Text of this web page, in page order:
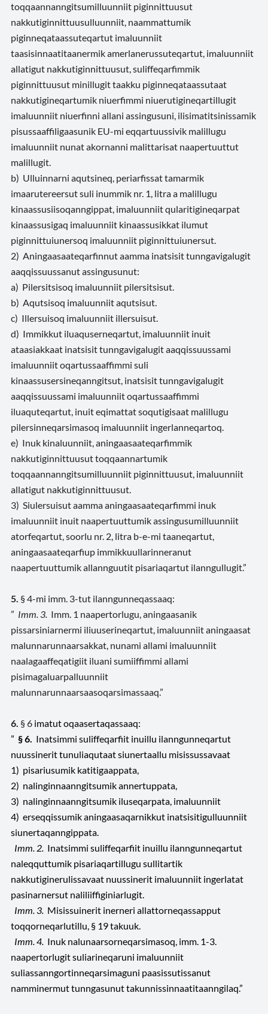
toqqaannanngitsumilluunniit piginnittuusut
nakkutiginnittuusulluunniit, naammattumik
piginneqataassuteqartut imaluunniit
taasisinnaatitaanermik amerlanerussuteqartut, imaluunniit
allatigut nakkutiginnittuusut, suliffeqarfimmik
piginnittuusut minillugit taakku piginneqataassutaat
nakkutigineqartumik niuerfimmi niuerutigineqartillugit
imaluunniit niuerfinni allani assingusuni, ilisimatitsinissamik
pisussaaffiligaasunik EU-mi eqqartuussivik malillugu
imaluunniit nunat akornanni malittarisat naapertuuttut
malillugit.
b) Ulluinnarni aqutsineq, periarfissat tamarmik
imaarutereersut suli inummik nr. 1, litra a malillugu
kinaassusiisoqanngippat, imaluunniit qularitigineqarpat
kinaassusigaq imaluunniit kinaassusikkat ilumut
piginnittuiunersoq imaluunniit piginnittuiunersut.
2) Aningaasaateqarfinnut aamma inatsisit tunngavigalugit
aaqqissuussanut assingusunut:
a) Pilersitsisoq imaluunniit pilersitsisut.
b) Aqutsisoq imaluunniit aqutsisut.
c) Illersuisoq imaluunniit illersuisut.
d) Immikkut iluaquserneqartut, imaluunniit inuit
ataasiakkaat inatsisit tunngavigalugit aaqqissuussami
imaluunniit oqartussaaffimmi suli
kinaassusersineqanngitsut, inatsisit tunngavigalugit
aaqqissuussami imaluunniit oqartussaaffimmi
iluaquteqartut, inuit eqimattat soqutigisaat malillugu
pilersinneqarsimasoq imaluunniit ingerlanneqartoq.
e) Inuk kinaluunniit, aningaasaateqarfimmik
nakkutiginnittuusut toqqaannartumik
toqqaannanngitsumilluunniit piginnittuusut, imaluunniit
allatigut nakkutiginnittuusut.
3) Siulersuisut aamma aningaasaateqarfimmi inuk
imaluunniit inuit naapertuuttumik assingusumilluunniit
atorfeqartut, soorlu nr. 2, litra b-e-mi taaneqartut,
aningaasaateqarfiup immikkuullarinneranut
naapertuuttumik allannguutit pisariaqartut ilanngullugit.”
5. § 4-mi imm. 3-tut ilanngunneqassaaq:
” Imm. 3. Imm. 1 naapertorlugu, aningaasanik
pissarsiniarnermi iliuuserineqartut, imaluunniit aningaasat
malunnarunnaarsakkat, nunami allami imaluunniit
naalagaaffeqatigiit iluani sumiiffimmi allami
pisimagaluarpalluunniit
malunnarunnaarsaasoqarsimassaaq.”
6. § 6 imatut oqaasertaqassaaq:
” § 6. Inatsimmi suliffeqarfiit inuillu ilanngunneqartut
nuussinerit tunuliaqutaat siunertaallu misissussavaat
1) pisariusumik katitigaappata,
2) nalinginnaanngitsumik annertuppata,
3) nalinginnaanngitsumik iluseqarpata, imaluunniit
4) erseqqissumik aningaasaqarnikkut inatsisitigulluunniit
siunertaqanngippata.
Imm. 2. Inatsimmi suliffeqarfiit inuillu ilanngunneqartut
naleqquttumik pisariaqartillugu sullitartik
nakkutiginerulissavaat nuussinerit imaluunniit ingerlatat
pasinarnersut naliliiffiginiarlugit.
Imm. 3. Misissuinerit inerneri allattorneqassapput
toqqorneqarlutillu, § 19 takuuk.
Imm. 4. Inuk nalunaarsorneqarsimasoq, imm. 1-3.
naapertorlugit suliarineqaruni imaluunniit
suliassanngortinneqarsimaguni paasissutissanut
namminermut tunngasunut takunnissinnaatitaanngilaq.”